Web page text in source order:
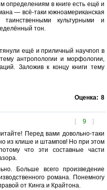
определениям в книге есть ещё и
— всё-таки южноамериканская
культурными и
тон.
ещё и приличный научпоп в
антропологии и морфологии,
Заложив к концу книги тему
Оценка: 8
[ 9 ]
Перед вами довольно-таки
из клише и штампов! Но при этом
что эти составные части
Больше всего произведение
романа. Понемногу
от Кинга и Крайтона.